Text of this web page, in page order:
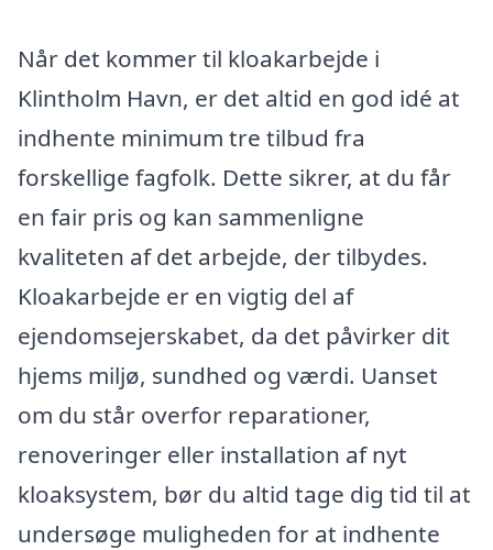
Når det kommer til kloakarbejde i
Klintholm Havn, er det altid en god idé at
indhente minimum tre tilbud fra
forskellige fagfolk. Dette sikrer, at du får
en fair pris og kan sammenligne
kvaliteten af det arbejde, der tilbydes.
Kloakarbejde er en vigtig del af
ejendomsejerskabet, da det påvirker dit
hjems miljø, sundhed og værdi. Uanset
om du står overfor reparationer,
renoveringer eller installation af nyt
kloaksystem, bør du altid tage dig tid til at
undersøge muligheden for at indhente